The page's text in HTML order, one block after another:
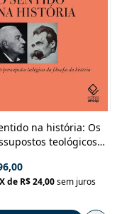
na história: Os
teológicos
X de R$ 24,00sem juros